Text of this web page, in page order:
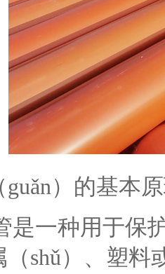
）的基本
是一种用于保
shǔ）、塑料